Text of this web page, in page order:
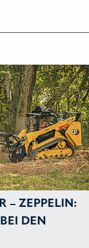
– ZEPPELIN:
DEN